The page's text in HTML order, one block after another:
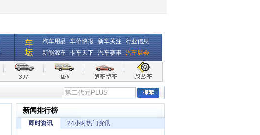
汽车用品 车价快报 新车关注 行业信息
新能源车 卡车天下 汽车赛事 汽车展会
新闻排行榜
即时资讯 24小时热门资讯